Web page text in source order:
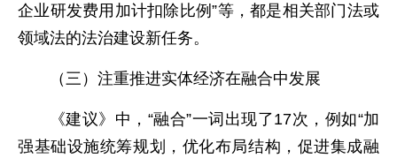
企业研发费用加计扣除比例”等，都是相关部门法或
领域法的法治建设新任务。
（三）注重推进实体经济在融合中发展
《建议》中，“融合”一词出现了17次，例如“加
强基础设施统筹规划，优化布局结构，促进集成融